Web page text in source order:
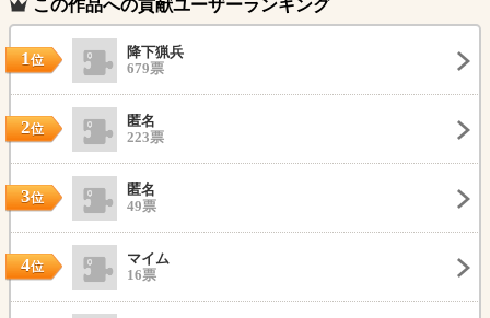
この作品への貢献ユーザーランキング
1位
降下猟兵
679票
2位
匿名
223票
3位
匿名
49票
4位
マイム
16票